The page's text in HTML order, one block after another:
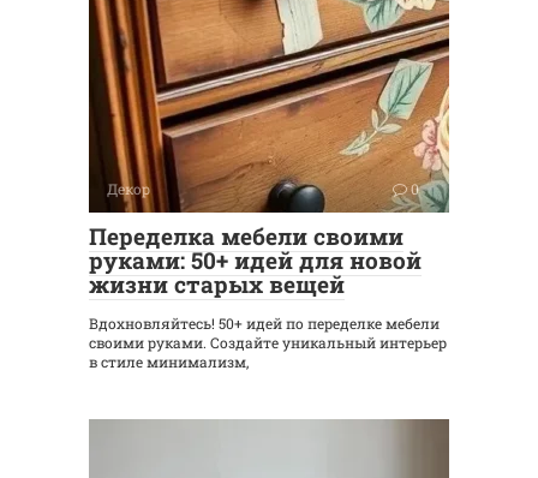
Декор 0
Переделка мебели своими
руками: 50+ идей для новой
жизни старых вещей
Вдохновляйтесь! 50+ идей по переделке мебели
своими руками. Создайте уникальный интерьер
в стиле минимализм,